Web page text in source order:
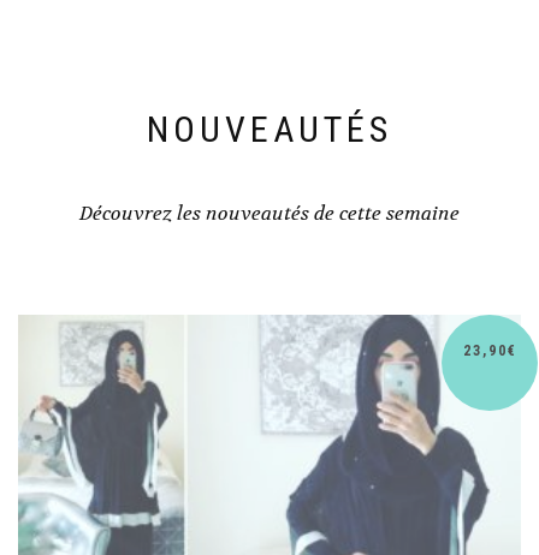
NOUVEAUTÉS
Découvrez les nouveautés de cette semaine
30,90€